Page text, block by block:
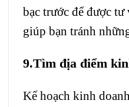
bạc trước để được
giúp bạn tránh
9.Tìm địa điểm
Kế hoạch kinh